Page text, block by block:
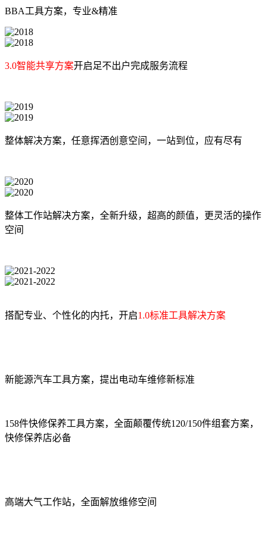
BBA工具方案，专业&精准
3.0智能共享方案开启足不出户完成服务流程
整体解决方案，任意挥洒创意空间，一站到位，应有尽有
整体工作站解决方案，全新升级，超高的颜值，更灵活的操作
空间
搭配专业、个性化的内托，开启1.0标准工具解决方案
新能源汽车工具方案，提出电动车维修新标准
158件快修保养工具方案，全面颠覆传统120/150件组套方案，
快修保养店必备
高端大气工作站，全面解放维修空间